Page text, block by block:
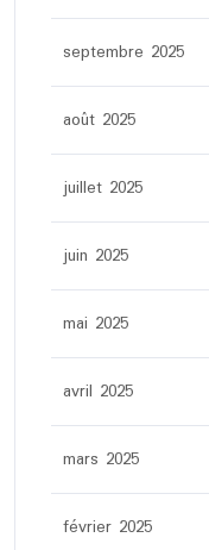
septembre 2025
août 2025
juillet 2025
juin 2025
mai 2025
avril 2025
mars 2025
février 2025